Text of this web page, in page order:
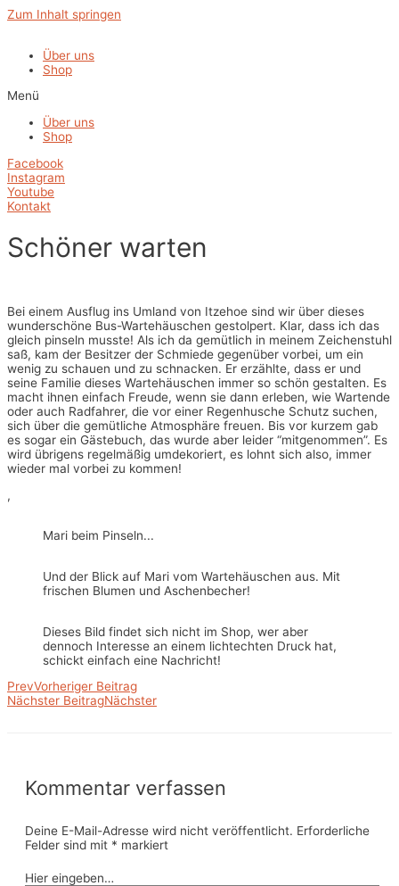
Zum Inhalt springen
Über uns
Shop
Menü
Über uns
Shop
Facebook
Instagram
Youtube
Kontakt
Schöner warten
Bei einem Ausflug ins Umland von Itzehoe sind wir über dieses
wunderschöne Bus-Wartehäuschen gestolpert. Klar, dass ich das
gleich pinseln musste! Als ich da gemütlich in meinem Zeichenstuhl
saß, kam der Besitzer der Schmiede gegenüber vorbei, um ein
wenig zu schauen und zu schnacken. Er erzählte, dass er und
seine Familie dieses Wartehäuschen immer so schön gestalten. Es
macht ihnen einfach Freude, wenn sie dann erleben, wie Wartende
oder auch Radfahrer, die vor einer Regenhusche Schutz suchen,
sich über die gemütliche Atmosphäre freuen. Bis vor kurzem gab
es sogar ein Gästebuch, das wurde aber leider “mitgenommen”. Es
wird übrigens regelmäßig umdekoriert, es lohnt sich also, immer
wieder mal vorbei zu kommen!
,
Mari beim Pinseln...
Und der Blick auf Mari vom Wartehäuschen aus. Mit
frischen Blumen und Aschenbecher!
Dieses Bild findet sich nicht im Shop, wer aber
dennoch Interesse an einem lichtechten Druck hat,
schickt einfach eine Nachricht!
PrevVorheriger Beitrag
Nächster BeitragNächster
Kommentar verfassen
Deine E-Mail-Adresse wird nicht veröffentlicht. Erforderliche
Felder sind mit * markiert
Hier eingeben…